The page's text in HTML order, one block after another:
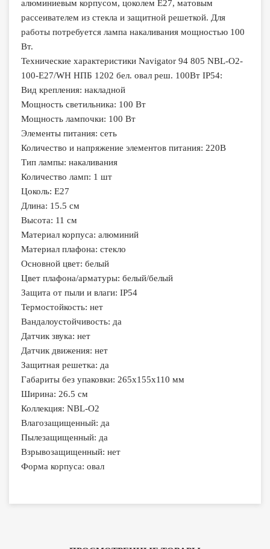
алюминиевым корпусом, цоколем Е27, матовым
рассеивателем из стекла и защитной решеткой. Для
работы потребуется лампа накаливания мощностью 100
Вт.
Технические характеристики Navigator 94 805 NBL-O2-
100-E27/WH НПБ 1202 бел. овал реш. 100Вт IP54:
Вид крепления: накладной
Мощность светильника: 100 Вт
Мощность лампочки: 100 Вт
Элементы питания: сеть
Количество и напряжение элементов питания: 220В
Тип лампы: накаливания
Количество ламп: 1 шт
Цоколь: E27
Длина: 15.5 см
Высота: 11 cм
Материал корпуса: алюминий
Материал плафона: стекло
Основной цвет: белый
Цвет плафона/арматуры: белый/белый
Защита от пыли и влаги: IP54
Термостойкость: нет
Вандалоустойчивость: да
Датчик звука: нет
Датчик движения: нет
Защитная решетка: да
Габариты без упаковки: 265х155х110 мм
Ширина: 26.5 см
Коллекция: NBL-O2
Влагозащищенный: да
Пылезащищенный: да
Взрывозащищенный: нет
Форма корпуса: овал